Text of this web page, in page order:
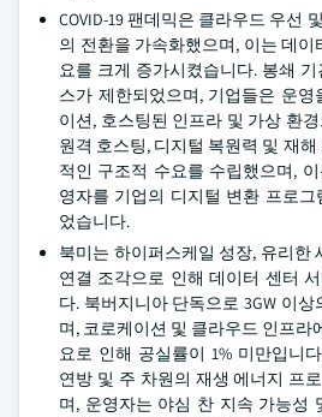
COVID-19 팬데믹은 클라우드 우선
의 전환을 가속화했으며, 이는 데
요를 크게 증가시켰습니다. 봉쇄
스가 제한되었으며, 기업들은 운
이션, 호스팅된 인프라 및 가상 환
원격 호스팅, 디지털 복원력 및 재
적인 구조적 수요를 수립했으며,
영자를 기업의 디지털 변환 프로
었습니다.
북미는 하이퍼스케일 성장, 유리한
연결 조각으로 인해 데이터 센터
다. 북버지니아 단독으로 3GW 이
며, 코로케이션 및 클라우드 인프라
요로 인해 공실률이 1% 미만입니
연방 및 주 차원의 재생 에너지 프
며, 운영자는 야심 찬 지속 가능성